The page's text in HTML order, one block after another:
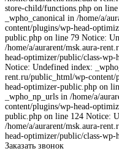
store-child/functions.php on
_wpho_canonical in /home/a/
content/plugins/wp-head-
public.php on line 79 Notice:
/home/a/aurarent/msk.aura-
head-optimizer/public/class-
Notice: Undefined index:
rent.ru/public_html/wp-content/
head-optimizer-public.php on
_wpho_np_urls in /home/a/
content/plugins/wp-head-
public.php on line 124 Notice:
/home/a/aurarent/msk.aura-
head-optimizer/public/class-
Заказать звонок